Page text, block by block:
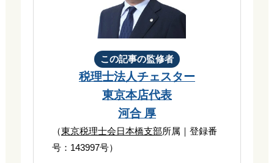
この記事の監修者
税理士法人チェスター
東京本店代表
河合 厚
（東京税理士会日本橋支部所属｜登録番
号：143997号）